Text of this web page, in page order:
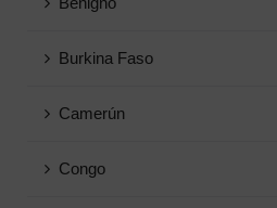
Burkina Faso
Camerún
Congo